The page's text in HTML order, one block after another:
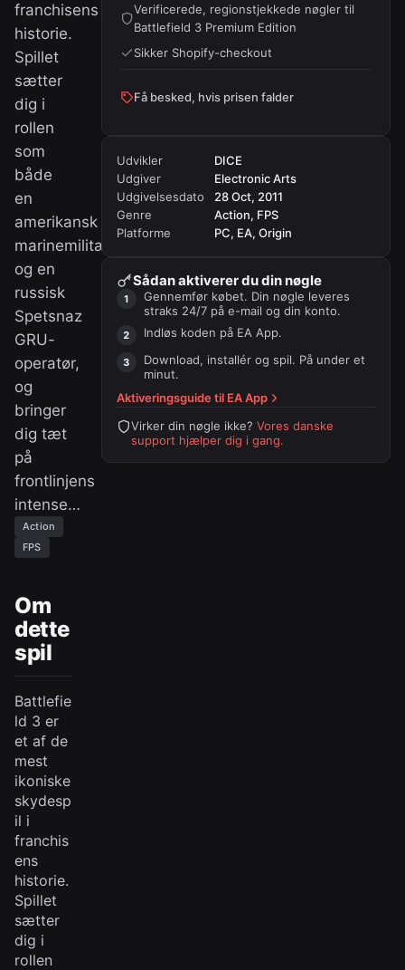
franchisens
historie.
Spillet
sætter
dig i
rollen
som
både
en
amerikansk
marinemilitær
og en
russisk
Spetsnaz
GRU-
operatør,
og
bringer
dig tæt
på
frontlinjens
intense…
Action
FPS
Verificerede, regionstjekkede nøgler til
Battlefield 3 Premium Edition
Sikker Shopify-checkout
Få besked, hvis prisen falder
Udvikler
DICE
Udgiver
Electronic Arts
Udgivelsesdato
28 Oct, 2011
Genre
Action, FPS
Platforme
PC, EA, Origin
Sådan aktiverer du din nøgle
Gennemfør købet. Din nøgle leveres
straks 24/7 på e-mail og din konto.
Indløs koden på EA App.
Download, installér og spil. På under et
minut.
Aktiveringsguide til EA App
Virker din nøgle ikke? Vores danske
support hjælper dig i gang.
Om
dette
spil
Battlefie
ld 3 er
et af de
mest
ikoniske
skydesp
il i
franchis
ens
historie.
Spillet
sætter
dig i
rollen